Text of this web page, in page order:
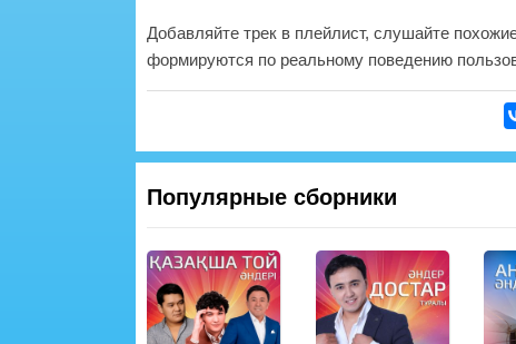
Добавляйте трек в плейлист, слушайте
формируются по реальному поведению
Популярные сборники